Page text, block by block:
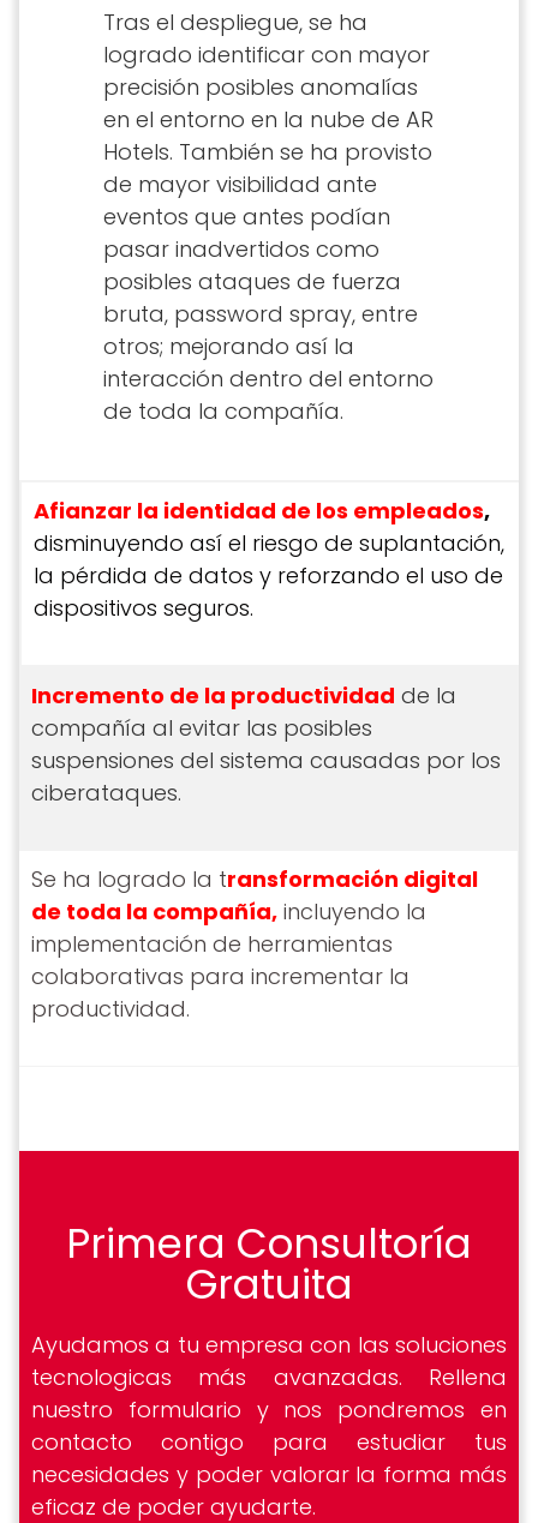
Tras el despliegue, se ha
logrado identificar con mayor
precisión posibles anomalías
en el entorno en la nube de AR
Hotels. También se ha provisto
de mayor visibilidad ante
eventos que antes podían
pasar inadvertidos como
posibles ataques de fuerza
bruta, password spray, entre
otros; mejorando así la
interacción dentro del entorno
de toda la compañía.
Afianzar la identidad de los empleados,
disminuyendo así el riesgo de suplantación,
la pérdida de datos y reforzando el uso de
dispositivos seguros.
Incremento de la productividad de la
compañía al evitar las posibles
suspensiones del sistema causadas por los
ciberataques.
Se ha logrado la transformación digital
de toda la compañía, incluyendo la
implementación de herramientas
colaborativas para incrementar la
productividad.
Primera Consultoría
Gratuita
Ayudamos a tu empresa con las soluciones
tecnologicas más avanzadas. Rellena
nuestro formulario y nos pondremos en
contacto contigo para estudiar tus
necesidades y poder valorar la forma más
eficaz de poder ayudarte.